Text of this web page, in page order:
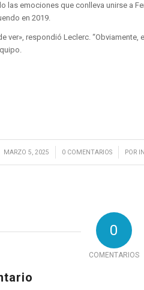
las emociones que conlleva unirse a
en 2019.
ver», respondió Leclerc.
MARZO 5, 2025
/ 0 COMENTARIOS
/ POR
0
COMENTARIOS